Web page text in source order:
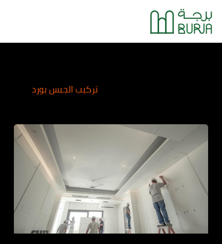
تخطي
إلى
المحتوى
تركيب الجبس بورد